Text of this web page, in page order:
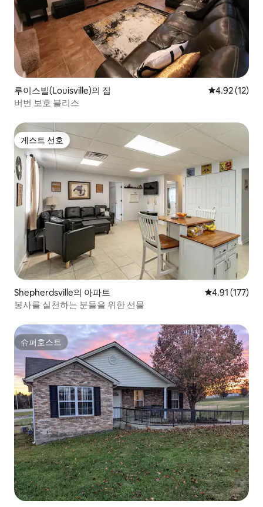
루이스빌(Louisville)의 집 평점 4.92점
4.92 (12)
버번 보호 블리스
게스트 선호
게스트 선호
Shepherdsville의 아파트 평점 4.91점(5
4.91 (177)
봉사를 실천하는 분들을 위한 선물
슈퍼호스트
슈퍼호스트